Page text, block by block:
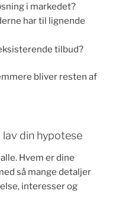
i markedet?
har til lignende
tilbud?
bliver resten af
din hypotese
Hvem er dine
så mange detaljer
interesser og